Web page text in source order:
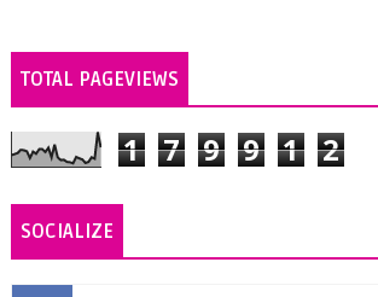
TOTAL PAGEVIEWS
1 7 9 9 1 2
SOCIALIZE